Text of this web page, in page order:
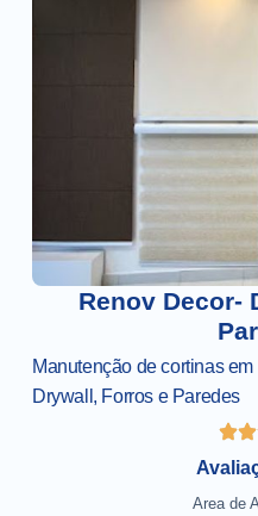
Renov Decor-
Manutenção de cortinas
Drywall, Forros e Paredes
Area de